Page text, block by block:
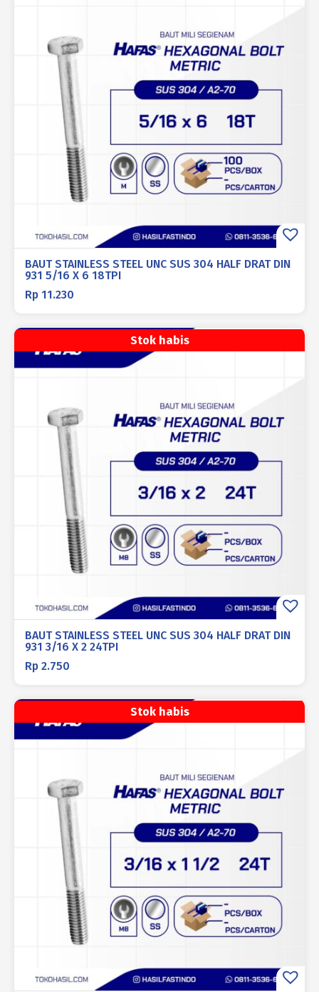
BAUT STAINLESS STEEL UNC SUS 304 HALF DRAT DIN
931 5/16 X 6 18TPI
Rp 11.230
Stok habis
BAUT STAINLESS STEEL UNC SUS 304 HALF DRAT DIN
931 3/16 X 2 24TPI
Rp 2.750
Stok habis